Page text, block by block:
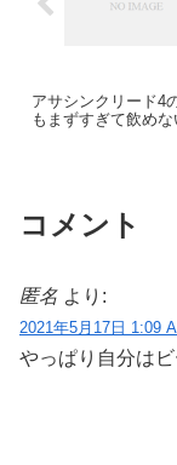
アサシンクリード4
もまずすぎて飲め
コメント
匿名 より:
2021年5月17日 1:09
やっぱり自分はビ